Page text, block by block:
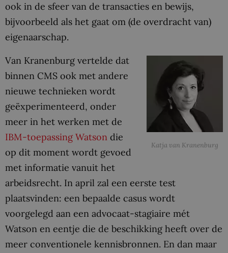
ook in de sfeer van de transacties en bewijs,
bijvoorbeeld als het gaat om (de overdracht van)
eigenaarschap.
Katja van Kranenburg
Van Kranenburg vertelde dat
binnen CMS ook met andere
nieuwe technieken wordt
geëxperimenteerd, onder
meer in het werken met de
IBM-toepassing Watson die
op dit moment wordt gevoed
met informatie vanuit het
arbeidsrecht. In april zal een eerste test
plaatsvinden: een bepaalde casus wordt
voorgelegd aan een advocaat-stagiaire mét
Watson en eentje die de beschikking heeft over de
meer conventionele kennisbronnen. En dan maar